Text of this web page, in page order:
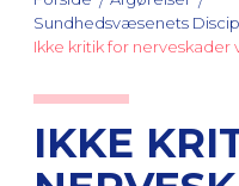
Sundhedsvæsenets
Ikke kritik for
IKKE